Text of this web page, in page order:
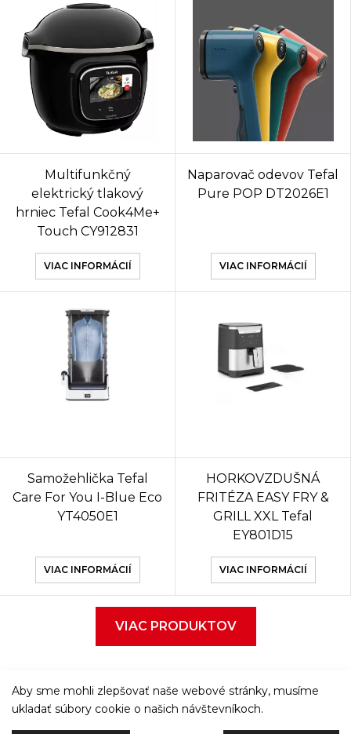
Multifunkčný
elektrický tlakový
hrniec Tefal Cook4Me+
Touch CY912831
VIAC INFORMÁCIÍ
Naparovač odevov Tefal
Pure POP DT2026E1
VIAC INFORMÁCIÍ
Samožehlička Tefal
Care For You I-Blue Eco
YT4050E1
VIAC INFORMÁCIÍ
HORKOVZDUŠNÁ
FRITÉZA EASY FRY &
GRILL XXL Tefal
EY801D15
VIAC INFORMÁCIÍ
VIAC PRODUKTOV
Aby sme mohli zlepšovať naše webové stránky, musíme
ukladať súbory cookie o našich návštevníkoch.